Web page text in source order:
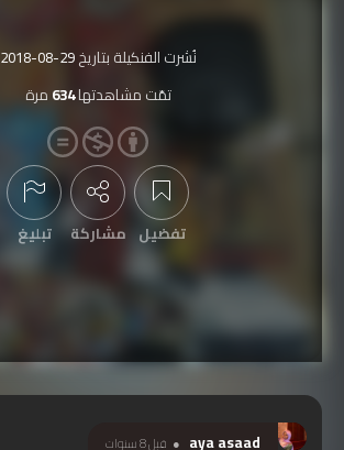
نُشرت الفنكيلة بتاريخ2018-08-29
تمّت مشاهدتها634 مرة
تفضيل مشاركة تبليغ
عرض التعليقات
aya asaad قبل 8 سنوات